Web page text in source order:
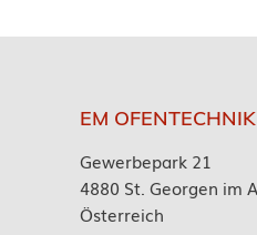
EM
Gewerbepark 21
4880 St. Georgen im
Österreich